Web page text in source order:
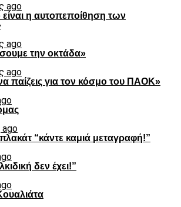
ago
η αυτοπεποίθηση των
ago
την οκτάδα»
ago
παίζεις για τον κόσμο του ΠΑΟΚ»
ago
“κάντε καμιά μεταγραφή!”
δεν έχει!”